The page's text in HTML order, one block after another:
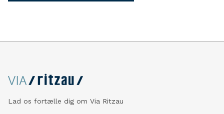
Lad os fortælle dig om Via Ritzau